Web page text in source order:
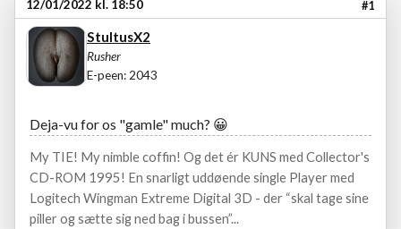
12/01/2022 kl. 18:50 #1
StultusX2
Rusher
E-peen: 2043
Deja-vu for os "gamle" much? 😀
My TIE! My nimble coffin! Og det ér KUNS med Collector's
CD-ROM 1995! En snarligt uddøende single Player med
Logitech Wingman Extreme Digital 3D - der “skal tage sine
piller og sætte sig ned bag i bussen”...